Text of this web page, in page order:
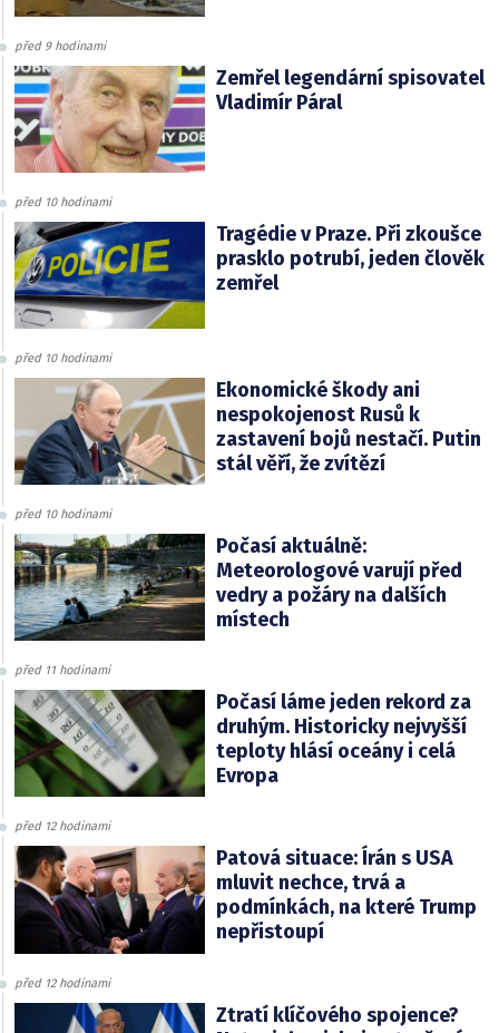
před 9 hodinami
Zemřel legendární spisovatel
Vladimír Páral
před 10 hodinami
Tragédie v Praze. Při zkoušce
prasklo potrubí, jeden člověk
zemřel
před 10 hodinami
Ekonomické škody ani
nespokojenost Rusů k
zastavení bojů nestačí. Putin
stál věří, že zvítězí
před 10 hodinami
Počasí aktuálně:
Meteorologové varují před
vedry a požáry na dalších
místech
před 11 hodinami
Počasí láme jeden rekord za
druhým. Historicky nejvyšší
teploty hlásí oceány i celá
Evropa
před 12 hodinami
Patová situace: Írán s USA
mluvit nechce, trvá a
podmínkách, na které Trump
nepřistoupí
před 12 hodinami
Ztratí klíčového spojence?